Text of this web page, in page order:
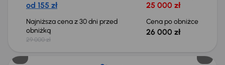
od 155 zł 25 000 zł
Najniższa cena z 30 dni przed
obniżką
29 000 zł
Cena po obniżce
26 000 zł
Możliwość odliczenia VAT